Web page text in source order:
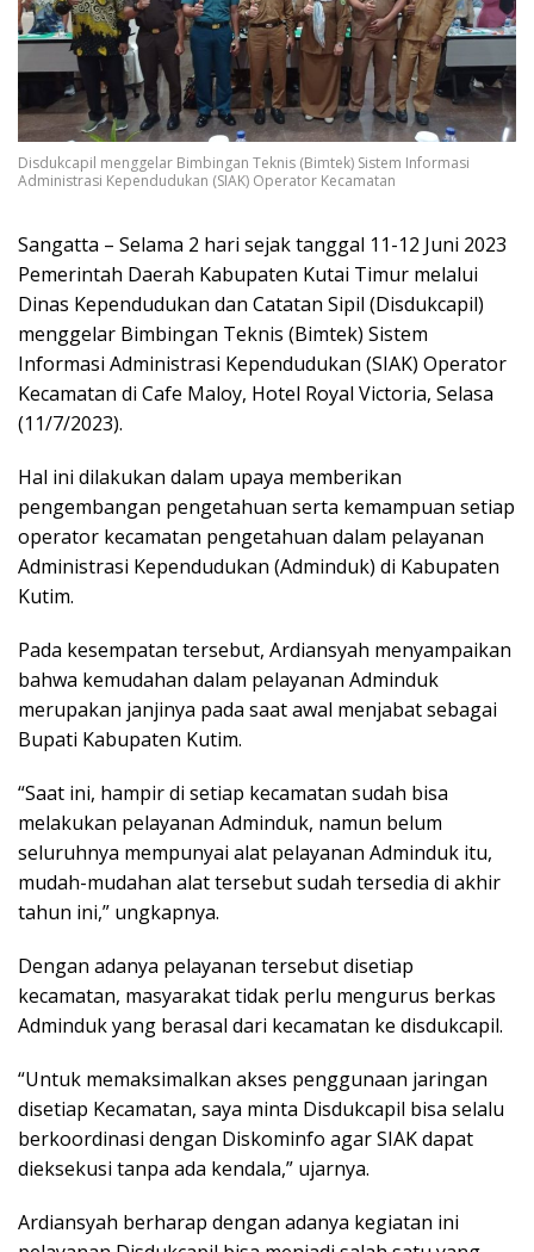
Disdukcapil menggelar Bimbingan Teknis (Bimtek) Sistem Informasi
Administrasi Kependudukan (SIAK) Operator Kecamatan
Sangatta – Selama 2 hari sejak tanggal 11-12 Juni 2023
Pemerintah Daerah Kabupaten Kutai Timur melalui
Dinas Kependudukan dan Catatan Sipil (Disdukcapil)
menggelar Bimbingan Teknis (Bimtek) Sistem
Informasi Administrasi Kependudukan (SIAK) Operator
Kecamatan di Cafe Maloy, Hotel Royal Victoria, Selasa
(11/7/2023).
Hal ini dilakukan dalam upaya memberikan
pengembangan pengetahuan serta kemampuan setiap
operator kecamatan pengetahuan dalam pelayanan
Administrasi Kependudukan (Adminduk) di Kabupaten
Kutim.
Pada kesempatan tersebut, Ardiansyah menyampaikan
bahwa kemudahan dalam pelayanan Adminduk
merupakan janjinya pada saat awal menjabat sebagai
Bupati Kabupaten Kutim.
“Saat ini, hampir di setiap kecamatan sudah bisa
melakukan pelayanan Adminduk, namun belum
seluruhnya mempunyai alat pelayanan Adminduk itu,
mudah-mudahan alat tersebut sudah tersedia di akhir
tahun ini,” ungkapnya.
Dengan adanya pelayanan tersebut disetiap
kecamatan, masyarakat tidak perlu mengurus berkas
Adminduk yang berasal dari kecamatan ke disdukcapil.
“Untuk memaksimalkan akses penggunaan jaringan
disetiap Kecamatan, saya minta Disdukcapil bisa selalu
berkoordinasi dengan Diskominfo agar SIAK dapat
dieksekusi tanpa ada kendala,” ujarnya.
Ardiansyah berharap dengan adanya kegiatan ini